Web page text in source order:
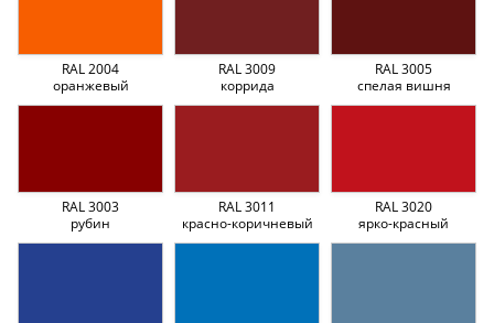
RAL 2004
оранжевый
RAL 3009
коррида
RAL 3005
спелая вишня
RAL 3003
рубин
RAL 3011
красно-коричневый
RAL 3020
ярко-красный